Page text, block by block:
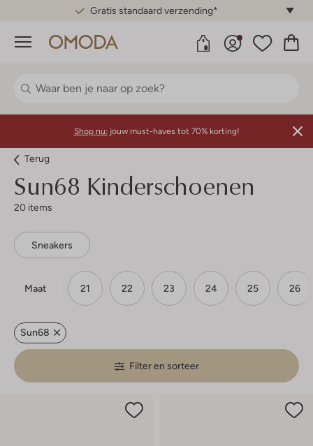
Gratis standaard verzending*
Menu
Shop nu: jouw must-haves tot 70% korting!
Terug
Sun68 Kinderschoenen
20 items
Sneakers
Maat 21 22 23 24 25 26
Sun68
Filter en sorteer